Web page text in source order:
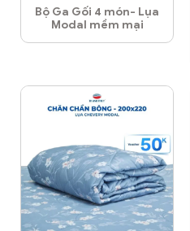
Bộ Ga Gối 4 món- Lụa
Modal mềm mại